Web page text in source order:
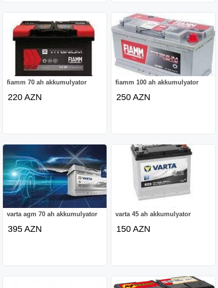
fiamm 70 ah akkumulyator
220 AZN
fiamm 100 ah akkumulyator
250 AZN
varta agm 70 ah akkumulyator
395 AZN
varta 45 ah akkumulyator
150 AZN